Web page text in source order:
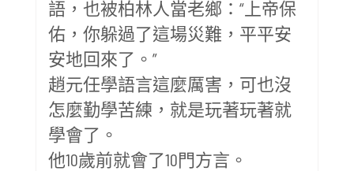
語，也被柏林人當老鄉：“上帝保
佑，你躲過了這場災難，平平安
安地回來了。”
趙元任學語言這麼厲害，可也沒
怎麼勤學苦練，就是玩著玩著就
學會了。
他10歲前就會了10門方言。